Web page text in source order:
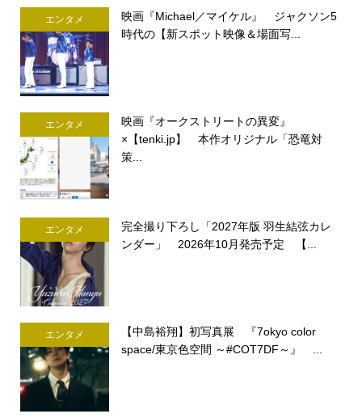
エンタメ
映画『Michael／マイケル』 ジャクソン5
時代の【新スポット映像＆場面写...
エンタメ
映画『オークストリートの異変』
×【tenki.jp】 本作オリジナル「恐竜対
策...
エンタメ
完全撮り下ろし「2027年版 羽生結弦カレ
ンダー」 2026年10月発売予定 【...
エンタメ
【中島裕翔】初写真展 『7okyo color
space/東京色空間 ～#COT7DF～』 ...